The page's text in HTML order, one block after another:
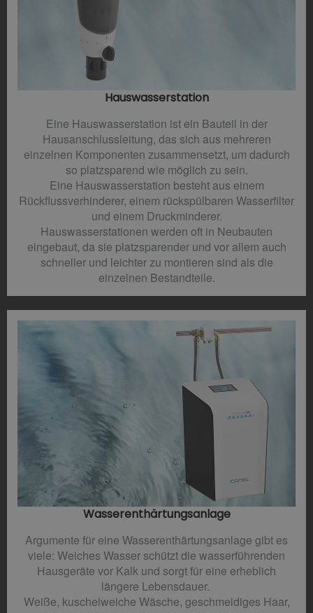
Hauswasserstation
Eine Hauswasserstation ist ein Bauteil in der
Hausanschlussleitung, das sich aus mehreren
einzelnen Komponenten zusammensetzt, um dadurch
so platzsparend wie möglich zu sein.
Eine Hauswasserstation besteht aus einem
Rückflussverhinderer, einem rückspülbaren Wasserfilter
und einem Druckminderer.
Hauswasserstationen werden oft in Neubauten
eingebaut, da sie platzsparender und vor allem auch
schneller und leichter zu montieren sind als die
einzelnen Bestandteile.
Wasserenthärtungsanlage
Argumente für eine Wasserenthärtungsanlage gibt es
viele: Weiches Wasser schützt die wasserführenden
Hausgeräte vor Kalk und sorgt für eine erheblich
längere Lebensdauer.
Weiße, kuschelweiche Wäsche, geschmeidiges Haar,